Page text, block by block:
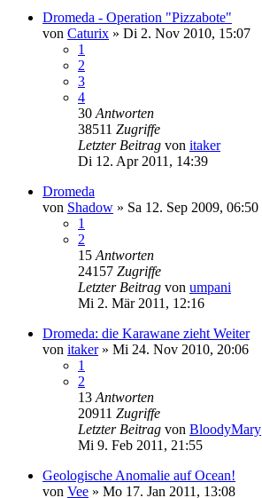
Dromeda - Operation "Pizzabote"
von Caturix » Di 2. Nov 2010, 15:07
1
2
3
4
30 Antworten
38511 Zugriffe
Letzter Beitrag von itaker
Di 12. Apr 2011, 14:39
Dromeda
von Shadow » Sa 12. Sep 2009, 06:50
1
2
15 Antworten
24157 Zugriffe
Letzter Beitrag von umpani
Mi 2. Mär 2011, 12:16
Dromeda: die Karawane zieht Weiter
von itaker» Mi 24. Nov 2010, 20:06
1
2
13 Antworten
20911 Zugriffe
Letzter Beitrag von BloodyMary
Mi 9. Feb 2011, 21:55
Geologische Anomalie auf Ocean!
von Vee » Mo 17. Jan 2011, 13:08